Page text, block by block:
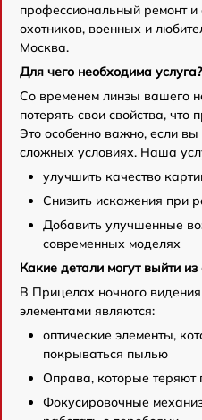
профессиональный ремонт и
охотников, военных и
Москва.
Для чего необходима услуга?
Со временем линзы вашего
потерять свои свойства, что
Это особенно важно, если вы
сложных условиях. Наша
улучшить качество
Снизить искажения при
Добавить улучшенные
современных моделях
Какие детали могут выйти из
В Прицелах ночного
элементами являются:
оптические элементы,
покрываться пылью
Оправа, которые теряют
Фокусировочные